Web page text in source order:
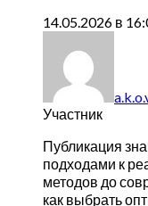
14.05.2026 в
Участник
Публикация
подходами к
методов до
как выбрать